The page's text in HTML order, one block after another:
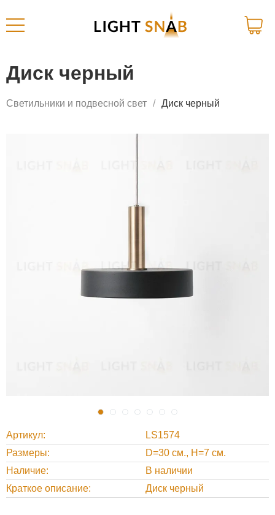
Диск черный
Светильники и подвесной свет Диск черный
Артикул
LS1574
Размеры
D=30 см., H=7 см.
Наличие
В наличии
Краткое описание
Диск черный